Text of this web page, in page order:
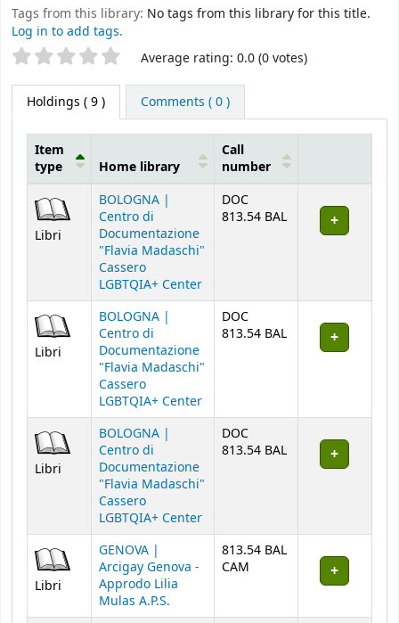
Tags from this library: No tags from this library for this title.
Log in to add tags.
Star ratings Average rating: 0.0 (0 votes)
Holdings ( 9 ) Comments ( 0 )
Holdings
Item
type
Home library
Call
number
Libri
BOLOGNA |
Centro di
Documentazione
"Flavia Madaschi"
Cassero
LGBTQIA+ Center
DOC
813.54 BAL
Libri
BOLOGNA |
Centro di
Documentazione
"Flavia Madaschi"
Cassero
LGBTQIA+ Center
DOC
813.54 BAL
Libri
BOLOGNA |
Centro di
Documentazione
"Flavia Madaschi"
Cassero
LGBTQIA+ Center
DOC
813.54 BAL
Libri
GENOVA |
Arcigay Genova -
Approdo Lilia
Mulas A.P.S.
813.54 BAL
CAM